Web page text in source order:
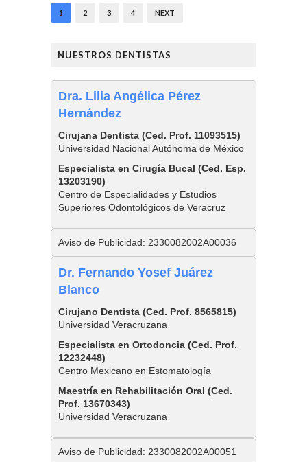
1 2 3 4 NEXT
NUESTROS DENTISTAS
Dra. Lilia Angélica Pérez
Hernández
Cirujana Dentista (Ced. Prof. 11093515)
Universidad Nacional Autónoma de México
Especialista en Cirugía Bucal (Ced. Esp.
13203190)
Centro de Especialidades y Estudios
Superiores Odontológicos de Veracruz
Aviso de Publicidad: 2330082002A00036
Dr. Fernando Yosef Juárez
Blanco
Cirujano Dentista (Ced. Prof. 8565815)
Universidad Veracruzana
Especialista en Ortodoncia (Ced. Prof.
12232448)
Centro Mexicano en Estomatología
Maestría en Rehabilitación Oral (Ced.
Prof. 13670343)
Universidad Veracruzana
Aviso de Publicidad: 2330082002A00051